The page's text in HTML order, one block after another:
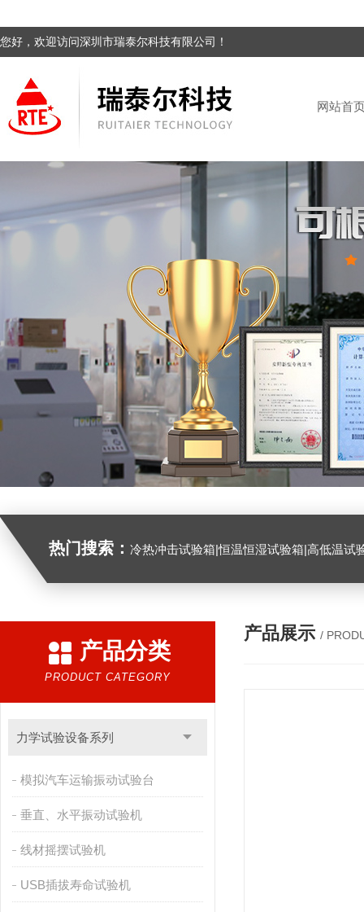
您好，欢迎访问深圳市瑞泰尔科技有限公司！
网站首
热门搜索： 冷热冲击试验箱|恒温恒湿试验箱|高低温试验箱|高低温交变试验箱|盐雾机|紫外线试验机|淋雨试验箱|臭氧试验箱|振动试
产品分类
PRODUCT CATEGORY
力学试验设备系列
模拟汽车运输振动试验台
垂直、水平振动试验机
线材摇摆试验机
USB插拔寿命试验机
产品展示 /